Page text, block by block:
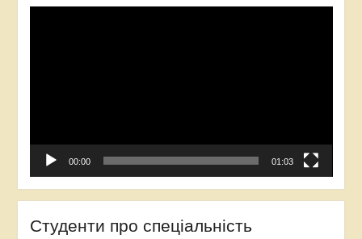
00:00 01:03
Студенти про спеціальність